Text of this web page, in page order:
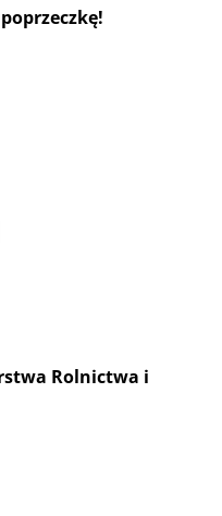
Rolnictwa i